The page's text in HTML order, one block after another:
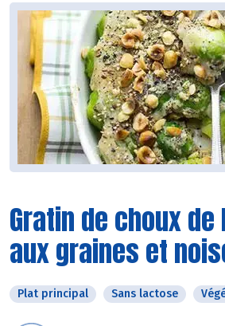
Gratin de choux de
aux graines et
Plat principal Sans lactose